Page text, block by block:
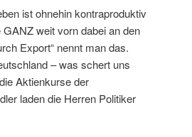
ist ohnehin kontraproduktiv
weit vorn dabei an den
Export“ nennt man das.
– was schert uns
Aktienkurse der
laden die Herren Politiker